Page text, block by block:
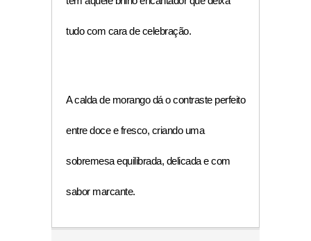
tudo com cara de celebração.
A calda de morango dá o contraste perfeito
entre doce e fresco, criando uma
sobremesa equilibrada, delicada e com
sabor marcante.